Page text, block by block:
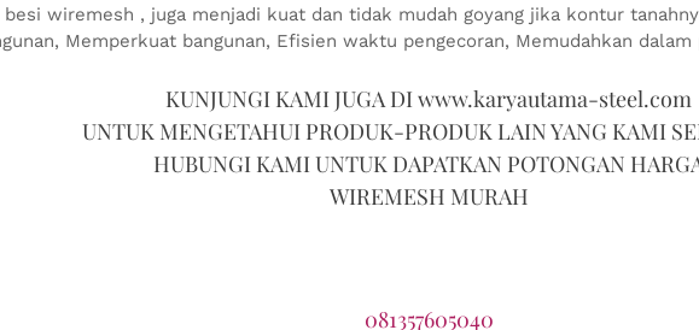
wiremesh , juga menjadi kuat dan tidak mudah goyang jika kontur
Memperkuat bangunan, Efisien waktu pengecoran, Memudahkan dalam
KUNJUNGI KAMI JUGA DI www.karyautama-steel.com
UNTUK MENGETAHUI PRODUK-PRODUK LAIN YANG KAMI
HUBUNGI KAMI UNTUK DAPATKAN POTONGAN
WIREMESH MURAH
081357605040